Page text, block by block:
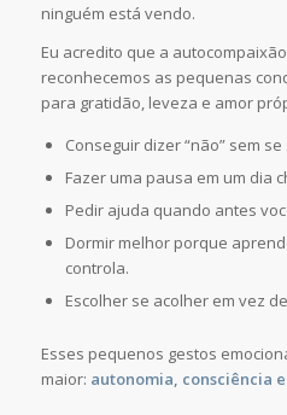
ninguém está vendo.
Eu acredito que a
reconhecemos as pequenas
para gratidão, leveza e amor
Conseguir dizer “não” sem
Fazer uma pausa em um dia
Pedir ajuda quando antes
Dormir melhor porque
controla.
Escolher se acolher em vez
Esses pequenos gestos
maior: autonomia, consciência